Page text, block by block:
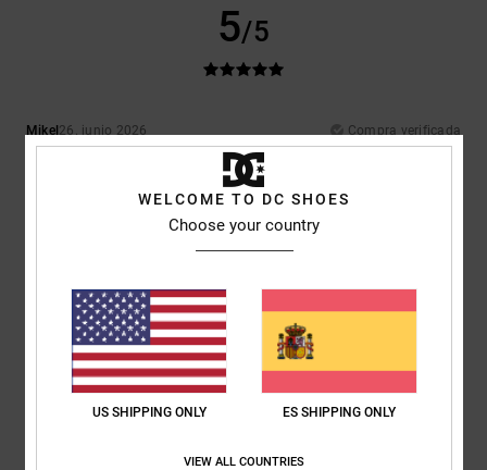
5/5
Mikel 26. junio 2026
Compra verificada
Porque son las únicas que usa mi hijo, no le gusta otras
Relación calidad-precio
: 5 /5
5 /5
24. junio 2026
WELCOME TO DC SHOES
Choose your country
US SHIPPING ONLY ES SHIPPING ONLY
VIEW ALL COUNTRIES